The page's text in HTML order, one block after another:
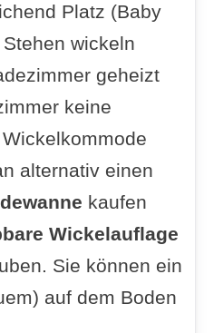
Platz (Baby
wickeln
geheizt
keine
alternativ einen
kaufen
Wickelauflage
Sie können ein
auf dem Boden